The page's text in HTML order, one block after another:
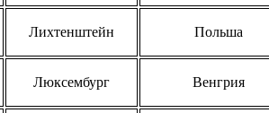
Лихтенштейн Польша
Люксембург Венгрия